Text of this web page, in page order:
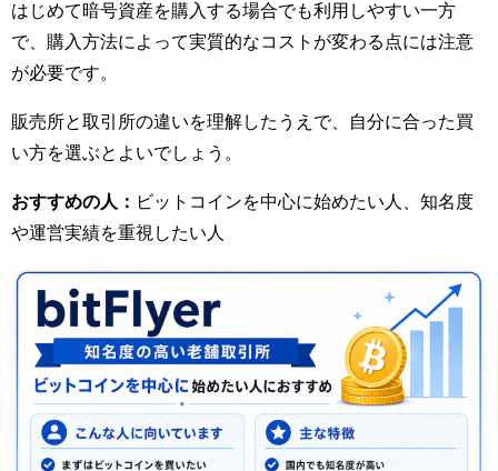
はじめて暗号資産を購入する場合でも利用しやすい一方
で、購入方法によって実質的なコストが変わる点には注意
が必要です。
販売所と取引所の違いを理解したうえで、自分に合った買
い方を選ぶとよいでしょう。
おすすめの人： ビットコインを中心に始めたい人、知名度
や運営実績を重視したい人